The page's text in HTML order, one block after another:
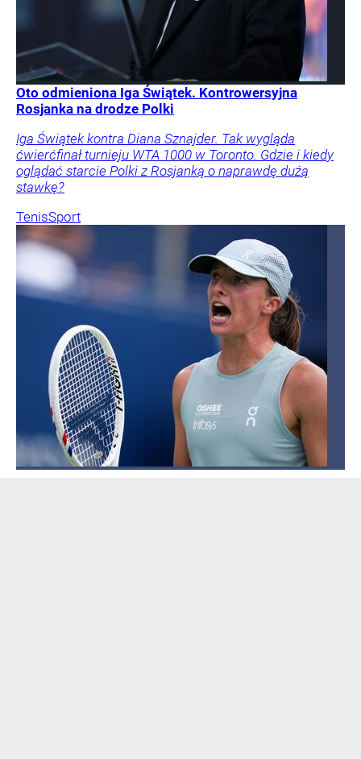
Oto odmieniona Iga Świątek. Kontrowersyjna
Rosjanka na drodze Polki
Iga Świątek kontra Diana Sznajder. Tak wygląda
ćwierćfinał turnieju WTA 1000 w Toronto. Gdzie i kiedy
oglądać starcie Polki z Rosjanką o naprawdę dużą
stawkę?
TenisSport